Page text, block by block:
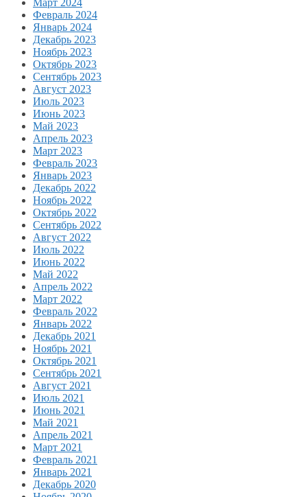
Март 2024
Февраль 2024
Январь 2024
Декабрь 2023
Ноябрь 2023
Октябрь 2023
Сентябрь 2023
Август 2023
Июль 2023
Июнь 2023
Май 2023
Апрель 2023
Март 2023
Февраль 2023
Январь 2023
Декабрь 2022
Ноябрь 2022
Октябрь 2022
Сентябрь 2022
Август 2022
Июль 2022
Июнь 2022
Май 2022
Апрель 2022
Март 2022
Февраль 2022
Январь 2022
Декабрь 2021
Ноябрь 2021
Октябрь 2021
Сентябрь 2021
Август 2021
Июль 2021
Июнь 2021
Май 2021
Апрель 2021
Март 2021
Февраль 2021
Январь 2021
Декабрь 2020